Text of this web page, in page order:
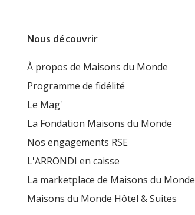
Nous découvrir
À propos de Maisons du Monde
Programme de fidélité
Le Mag'
La Fondation Maisons du Monde
Nos engagements RSE
L'ARRONDI en caisse
La marketplace de Maisons du Monde
Maisons du Monde Hôtel & Suites